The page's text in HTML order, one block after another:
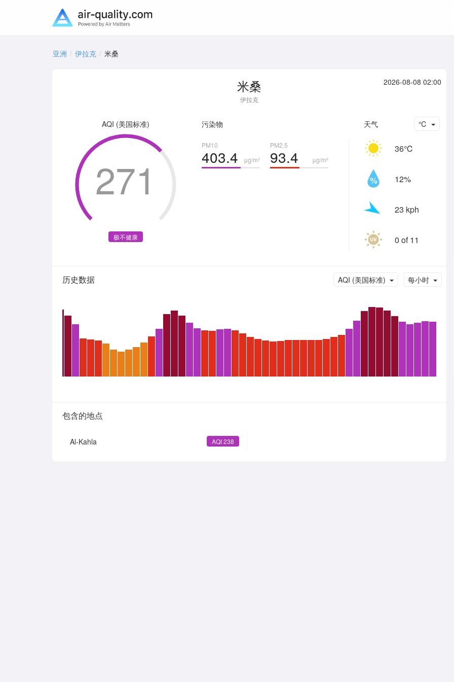
亚洲 伊拉克 米桑
米桑
伊拉克
2026-08-08 02:00
AQI (美国标准)
极不健康
271
污染物
PM10
μg/m³
403.4
PM2.5
μg/m³
93.4
天气 ℃
36℃
12%
23 kph
0 of 11
历史数据 每小时
AQI (美国标准)
包含的地点
Al-Kahla AQI 238